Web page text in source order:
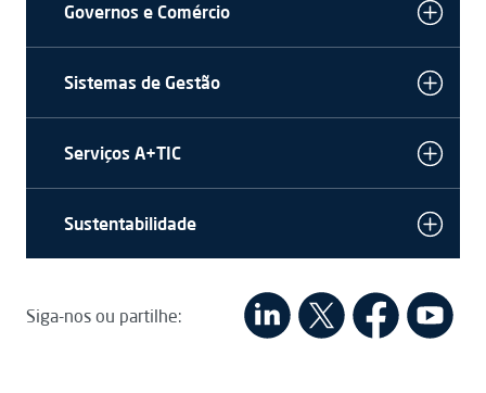
Governos e Comércio
Sistemas de Gestão
Serviços A+TIC
Sustentabilidade
Siga-nos ou partilhe: